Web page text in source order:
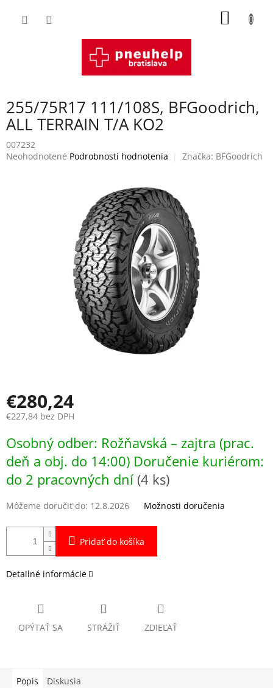
255/75R17 111/108S, BFGoodrich,
ALL TERRAIN T/A KO2
007232
Priemerné
Neohodnotené Podrobnosti hodnotenia Značka: BFGoodrich
€280,24
€227,84 bez DPH
cena:
Osobný odber: Rožňavská – zajtra (prac.
deň a obj. do 14:00) Doručenie kuriérom:
do 2 pracovných dní (4 ks)
Môžeme doručiť do: 12.8.2026 Možnosti doručenia
Pridať do košíka
Detailné informácie
OPÝTAŤ SA STRÁŽIŤ ZDIEĽAŤ
Popis Diskusia